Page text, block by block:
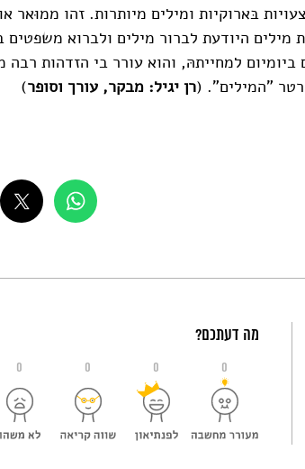
בּארוקיות ומילים מיותרות. זהו ממוּאר
היודעת לברור מילים ולברוא משפטים
ביומיום למחייתהּ, והוא עורר בי הזדהות
"המילים". (רן יגיל: מבקר, עורך וסופר)
מה דעתכם?
0 0 0 0